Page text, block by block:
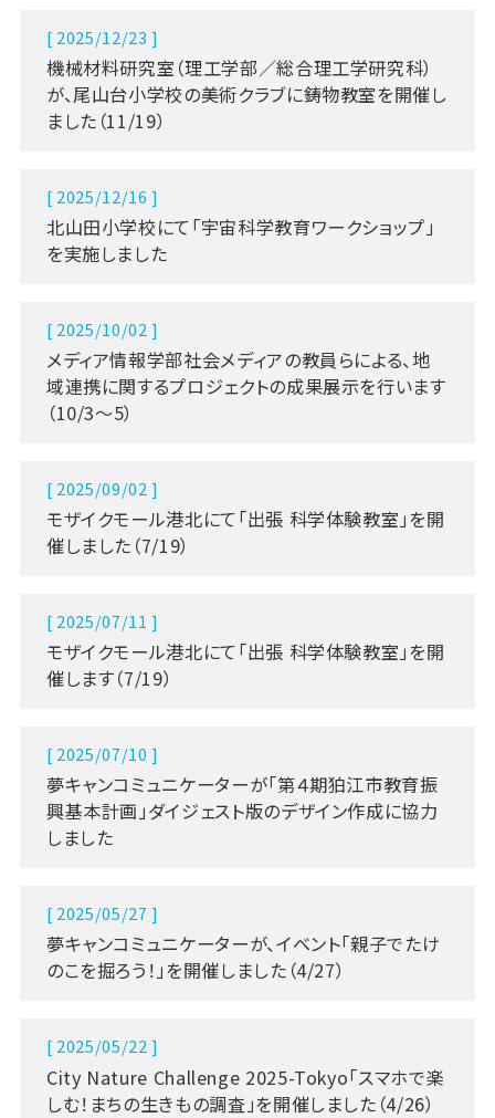
[ 2025/12/23 ]
機械材料研究室（理工学部／総合理工学研究科）
が、尾山台小学校の美術クラブに鋳物教室を開催し
ました（11/19）
[ 2025/12/16 ]
北山田小学校にて「宇宙科学教育ワークショップ」
を実施しました
[ 2025/10/02 ]
メディア情報学部社会メディアの教員らによる、地
域連携に関するプロジェクトの成果展示を行います
（10/3～5）
[ 2025/09/02 ]
モザイクモール港北にて「出張 科学体験教室」を開
催しました（7/19）
[ 2025/07/11 ]
モザイクモール港北にて「出張 科学体験教室」を開
催します（7/19）
[ 2025/07/10 ]
夢キャンコミュニケーターが「第４期狛江市教育振
興基本計画」ダイジェスト版のデザイン作成に協力
しました
[ 2025/05/27 ]
夢キャンコミュニケーターが、イベント「親子でたけ
のこを掘ろう！」を開催しました（4/27）
[ 2025/05/22 ]
City Nature Challenge 2025-Tokyo「スマホで楽
しむ！まちの生きもの調査」を開催しました（4/26）